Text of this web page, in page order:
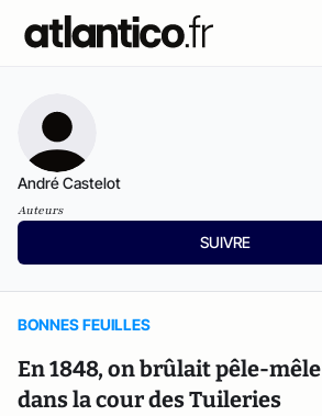
André Castelot
Auteurs
SUIVRE
BONNES FEUILLES
En 1848, on brûlait pêle-­mêle
dans la cour des Tuileries